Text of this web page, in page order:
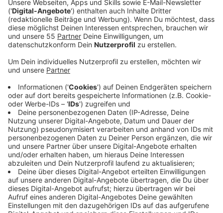
Veröffentlicht:Donnerstag, 16.02.2023 06:34
Anzeige
Die86 40 00soll über das gesamte
Karnevalswochenende, von morgens bis abends
geschaltet sein. Frauen, die in irgendeiner Weise
bedrängt werden oder sich unwohl fühlen, können sich
an diese Nummer wenden. Auch auf den Straßen wird
die Stadt Krefeld in Form des Kommunalen
Ordnungsdienstes Präsenz zeigen. Für die interne
Kommunikation setzt der KOD diesmal auf eine neue
Digitalfunk-Technik, um schnellstmöglich eingreifen zu
können. Jeder Hinweis und Notruf werde